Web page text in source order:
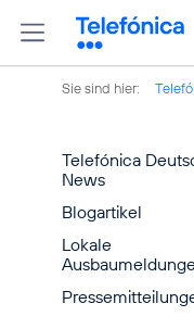
Sie sind hier:
Telefónica
News
Blogartikel
Lokale